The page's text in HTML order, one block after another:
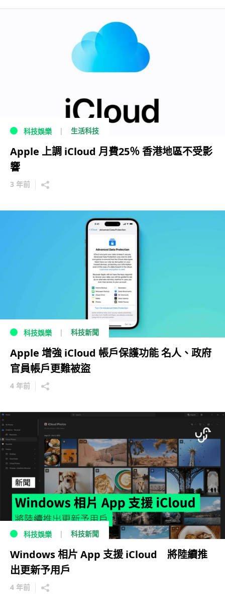
科技娛樂 生活科技
Apple 上調 iCloud 月費25％ 香港地區不受影
響
3 年前
科技娛樂 科技新聞
Apple 增強 iCloud 帳戶保護功能 名人、政府
官員帳戶更難被盜
4 年前
科技娛樂 科技新聞
Windows 相片 App 支援 iCloud 將陸續推
出更新予用戶
4 年前